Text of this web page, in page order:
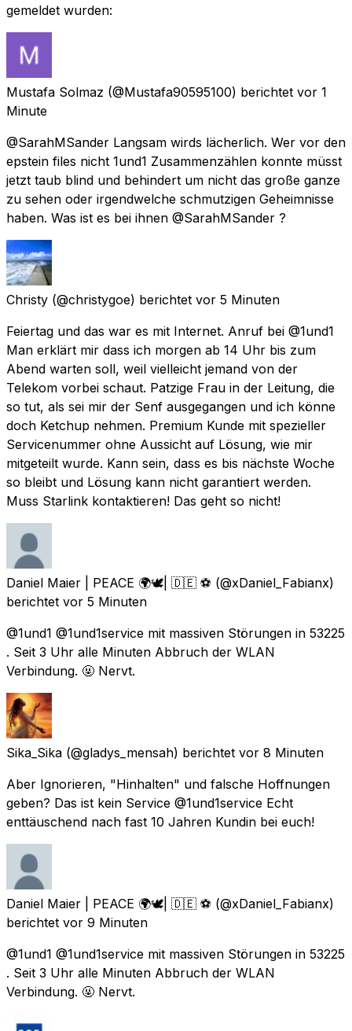
gemeldet wurden:
Mustafa Solmaz (@Mustafa90595100) berichtet vor 1
Minute
@SarahMSander Langsam wirds lächerlich. Wer vor den
epstein files nicht 1und1 Zusammenzählen konnte müsst
jetzt taub blind und behindert um nicht das große ganze
zu sehen oder irgendwelche schmutzigen Geheimnisse
haben. Was ist es bei ihnen @SarahMSander ?
Christy (@christygoe) berichtet vor 5 Minuten
Feiertag und das war es mit Internet. Anruf bei @1und1
Man erklärt mir dass ich morgen ab 14 Uhr bis zum
Abend warten soll, weil vielleicht jemand von der
Telekom vorbei schaut. Patzige Frau in der Leitung, die
so tut, als sei mir der Senf ausgegangen und ich könne
doch Ketchup nehmen. Premium Kunde mit spezieller
Servicenummer ohne Aussicht auf Lösung, wie mir
mitgeteilt wurde. Kann sein, dass es bis nächste Woche
so bleibt und Lösung kann nicht garantiert werden.
Muss Starlink kontaktieren! Das geht so nicht!
Daniel Maier | PEACE 🌍🕊| 🇩🇪 ⚽️ (@xDaniel_Fabianx)
berichtet vor 5 Minuten
@1und1 @1und1service mit massiven Störungen in 53225
. Seit 3 Uhr alle Minuten Abbruch der WLAN
Verbindung. 🤬 Nervt.
Sika_Sika (@gladys_mensah) berichtet vor 8 Minuten
Aber Ignorieren, "Hinhalten" und falsche Hoffnungen
geben? Das ist kein Service @1und1service Echt
enttäuschend nach fast 10 Jahren Kundin bei euch!
Daniel Maier | PEACE 🌍🕊| 🇩🇪 ⚽️ (@xDaniel_Fabianx)
berichtet vor 9 Minuten
@1und1 @1und1service mit massiven Störungen in 53225
. Seit 3 Uhr alle Minuten Abbruch der WLAN
Verbindung. 🤬 Nervt.